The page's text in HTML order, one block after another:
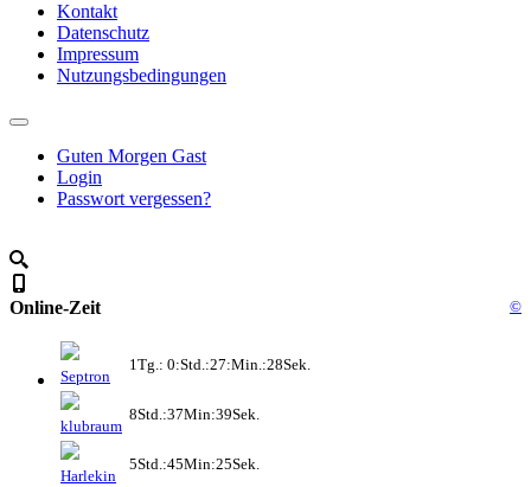
Kontakt
Datenschutz
Impressum
Nutzungsbedingungen
Guten Morgen Gast
Login
Passwort vergessen?
Online-Zeit ©
Septron
1Tg.: 0:Std.:27:Min.:28Sek.
klubraum
8Std.:37Min:39Sek.
Harlekin
5Std.:45Min:25Sek.